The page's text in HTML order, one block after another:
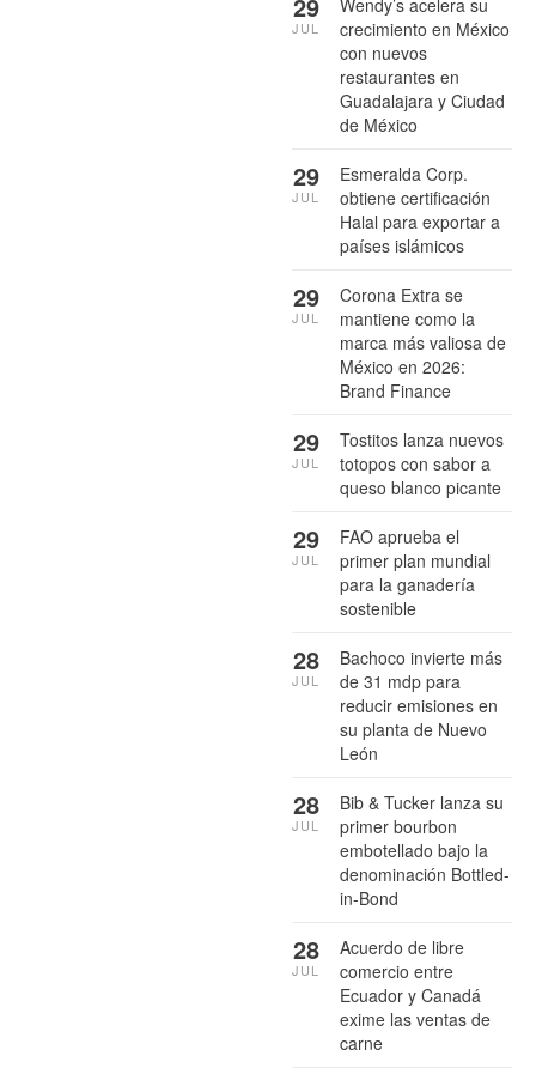
crecimiento en México
con nuevos
restaurantes en
Guadalajara y Ciudad
de México
JUL
Esmeralda Corp.
obtiene certificación
Halal para exportar a
países islámicos
29
JUL
Corona Extra se
mantiene como la
marca más valiosa de
México en 2026:
Brand Finance
29
JUL
Tostitos lanza nuevos
totopos con sabor a
queso blanco picante
29
JUL
FAO aprueba el
primer plan mundial
para la ganadería
sostenible
29
JUL
Bachoco invierte más
de 31 mdp para
reducir emisiones en
su planta de Nuevo
León
28
JUL
Bib & Tucker lanza su
primer bourbon
embotellado bajo la
denominación Bottled-
in-Bond
28
JUL
Acuerdo de libre
comercio entre
Ecuador y Canadá
exime las ventas de
carne
28
JUL